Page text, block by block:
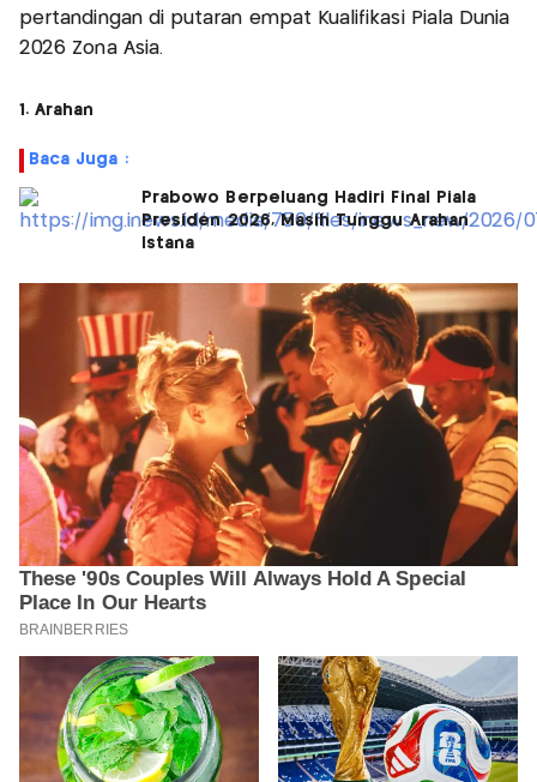
pertandingan di putaran empat Kualifikasi Piala Dunia
2026 Zona Asia.
1. Arahan
Baca Juga :
Prabowo Berpeluang Hadiri Final Piala
Presiden 2026, Masih Tunggu Arahan
Istana